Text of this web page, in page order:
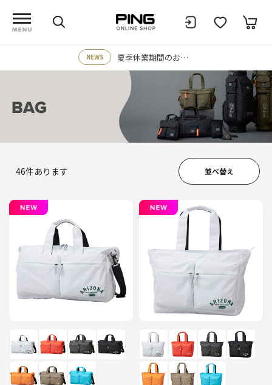
NEWS 夏季休業期間のお知らせ
並べ替え
46件あります